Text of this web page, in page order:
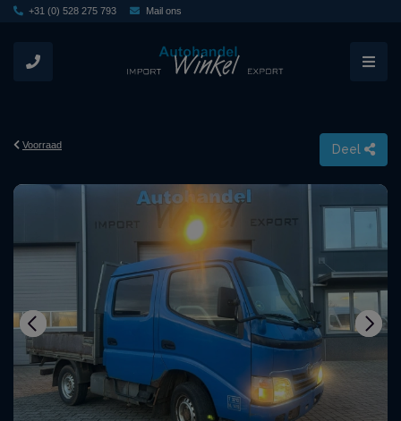
+31 (0) 528 275 793 Mail ons
Voorraad Deel